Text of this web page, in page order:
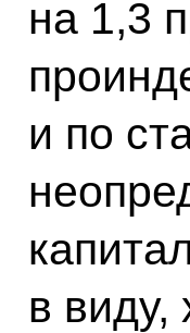
на 1,3
и по
в виду,